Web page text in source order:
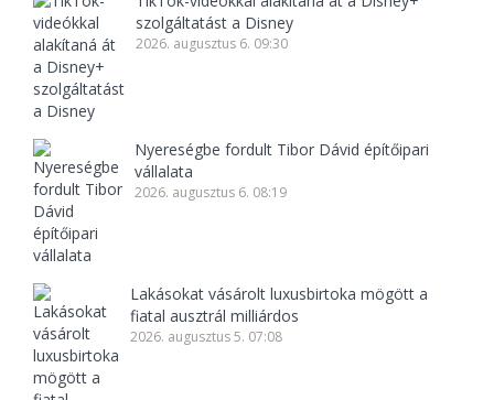
szolgáltatást a Disney
2026. augusztus 6. 09:30
Nyereségbe fordult Tibor Dávid építőipari
vállalata
2026. augusztus 6. 08:19
Lakásokat vásárolt luxusbirtoka mögött a
fiatal ausztrál milliárdos
2026. augusztus 5. 07:08